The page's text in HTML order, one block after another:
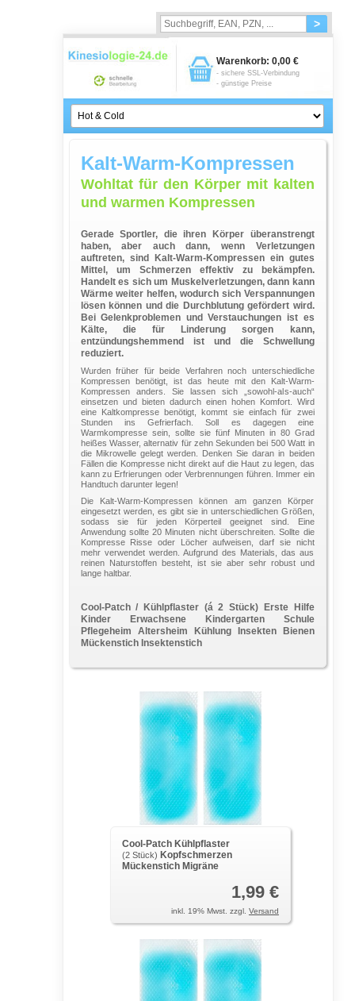
>
Warenkorb: 0,00 €
- sichere SSL-Verbindung
- günstige Preise
Kalt-Warm-Kompressen
Wohltat für den Körper mit kalten
und warmen Kompressen
Gerade Sportler, die ihren Körper überanstrengt
haben, aber auch dann, wenn Verletzungen
auftreten, sind Kalt-Warm-Kompressen ein gutes
Mittel, um Schmerzen effektiv zu bekämpfen.
Handelt es sich um Muskelverletzungen, dann kann
Wärme weiter helfen, wodurch sich Verspannungen
lösen können und die Durchblutung gefördert wird.
Bei Gelenkproblemen und Verstauchungen ist es
Kälte, die für Linderung sorgen kann,
entzündungshemmend ist und die Schwellung
reduziert.
Wurden früher für beide Verfahren noch unterschiedliche
Kompressen benötigt, ist das heute mit den Kalt-Warm-
Kompressen anders. Sie lassen sich „sowohl-als-auch“
einsetzen und bieten dadurch einen hohen Komfort. Wird
eine Kaltkompresse benötigt, kommt sie einfach für zwei
Stunden ins Gefrierfach. Soll es dagegen eine
Warmkompresse sein, sollte sie fünf Minuten in 80 Grad
heißes Wasser, alternativ für zehn Sekunden bei 500 Watt in
die Mikrowelle gelegt werden. Denken Sie daran in beiden
Fällen die Kompresse nicht direkt auf die Haut zu legen, das
kann zu Erfrierungen oder Verbrennungen führen. Immer ein
Handtuch darunter legen!
Die Kalt-Warm-Kompressen können am ganzen Körper
eingesetzt werden, es gibt sie in unterschiedlichen Größen,
sodass sie für jeden Körperteil geeignet sind. Eine
Anwendung sollte 20 Minuten nicht überschreiten. Sollte die
Kompresse Risse oder Löcher aufweisen, darf sie nicht
mehr verwendet werden. Aufgrund des Materials, das aus
reinen Naturstoffen besteht, ist sie aber sehr robust und
lange haltbar.
Cool-Patch / Kühlpflaster (á 2 Stück) Erste Hilfe
Kinder Erwachsene Kindergarten Schule
Pflegeheim Altersheim Kühlung Insekten Bienen
Mückenstich Insektenstich
Cool-Patch Kühlpflaster
(2 Stück) Kopfschmerzen
Mückenstich Migräne
1,99 €
inkl. 19% Mwst. zzgl. Versand